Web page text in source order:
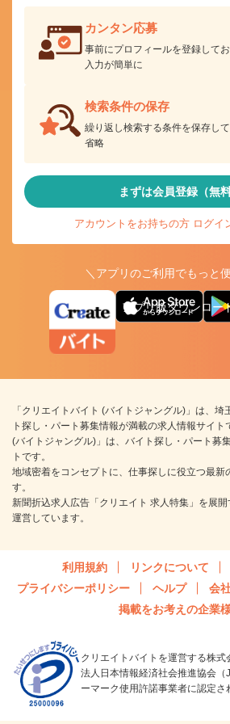
カンタン応募
事前にプロフィールを登録して
入力が簡単に
検索条件の保存
繰り返し検索する条件を保存し
省略
まずは会員登録（無料
アカウントをお持ちの方 ログイ
＼アプリのご利用でもっと
アプリ版ダウンロー
「クリエイトバイト (バイトジャングル)」は、埼
ト探し・パート募集情報が満載の求人情報サイト
(バイトジャングル)」は、バイト探し・パート募
トです。
地域密着をコンセプトに、仕事探しに役立つ最新
す。
新聞折込求人広告「クリエイト 求人特集」を展
運営しています。
利用規約 リンクについて
プライバシーポリシー
ヘルプ 会
掲載をお考えの企業
クリエイトバイトを運営する株式
法人日本情報経済社会推進協会
ーマーク使用許諾事業者に認定さ